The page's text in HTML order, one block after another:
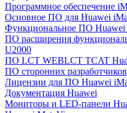
Программное обеспечение
Основное ПО для Huawei
Функциональное ПО Huawei
ПО расширения
U2000
ПО LCT WEBLCT TCAT
ПО сторонних
Лицензии для ПО Huawei
Документация Huawei
Мониторы и LED-панели